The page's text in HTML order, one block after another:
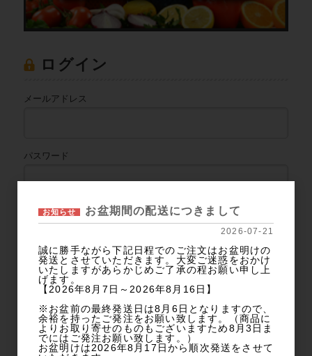
ログイン
メールアドレス
パスワード
パスワードをお忘れの方
新規会員登録
カテゴリー
お知らせ お盆期間の配送につきまして
2026-07-21
誠に勝手ながら下記日程でのご注文はお盆明けの
発送とさせていただきます。大変ご迷惑をおかけ
いたしますがあらかじめご了承の程お願い申し上
げます。
【2026年8月7日～2026年8月16日】
※お盆前の最終発送日は8月6日となりますので、
余裕を持ったご発注をお願い致します。（商品に
よりお取り寄せのものもございますため8月3日ま
でにはご発注お願い致します。）
お盆明けは2026年8月17日から順次発送をさせて